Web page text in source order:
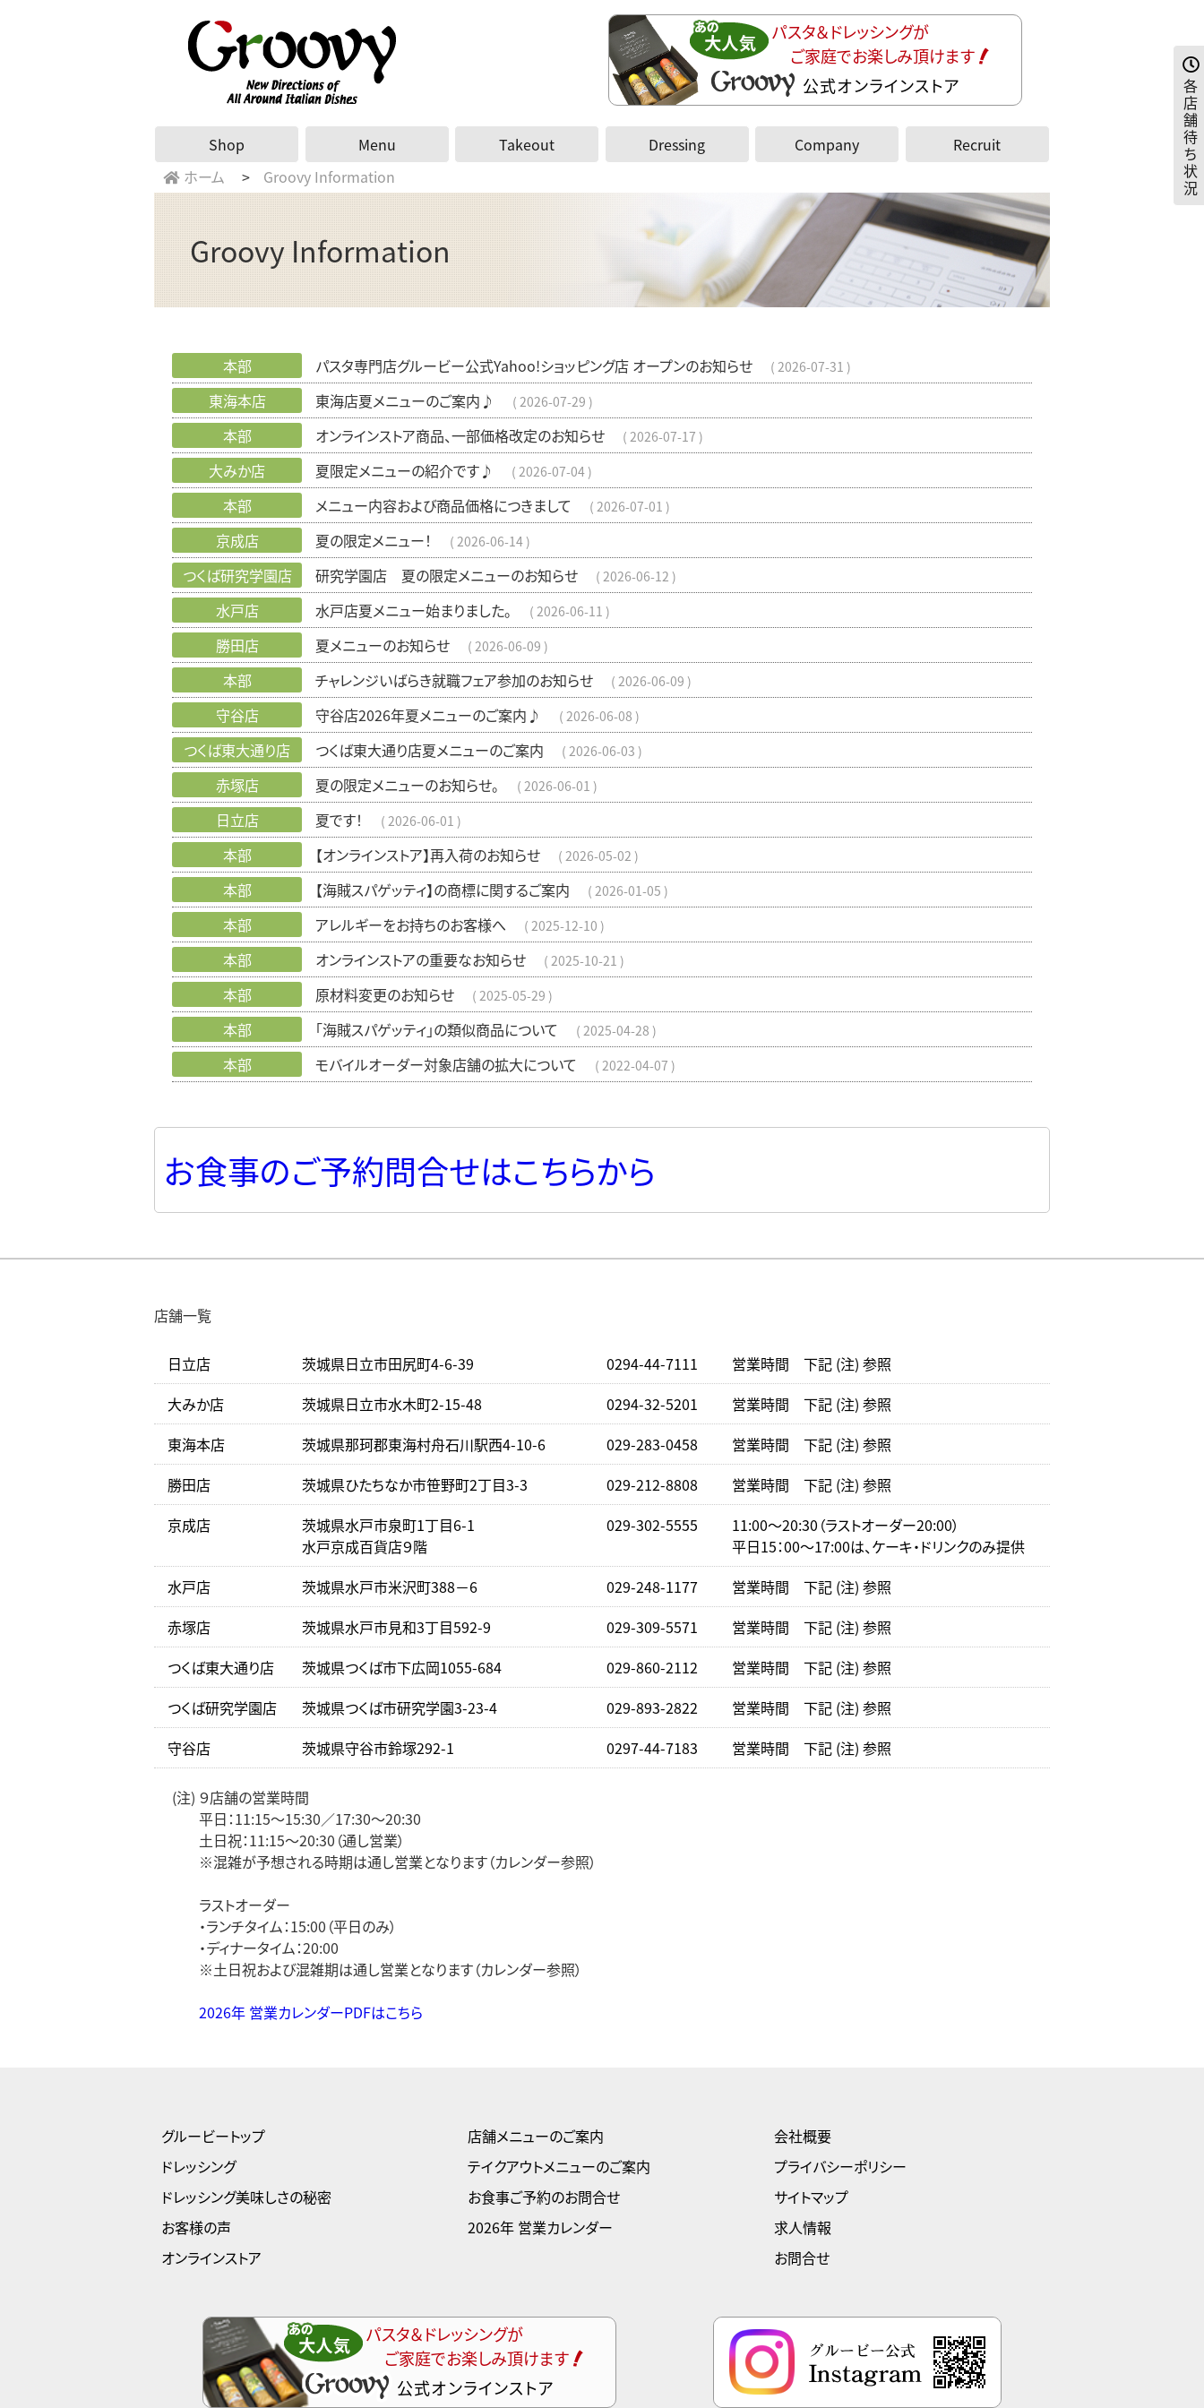
公式オンラインストア
パスタ＆ドレッシングが
ご家庭でお楽しみ頂けます
Shop Menu Takeout Dressing Company Recruit
各
店
舗
待
ち
状
況
ホーム Groovy Information
Groovy Information
本部 パスタ専門店グルービー公式Yahoo!ショッピング店 オープンのお知らせ 2026-07-31
東海本店 東海店夏メニューのご案内♪ 2026-07-29
本部 オンラインストア商品、一部価格改定のお知らせ 2026-07-17
大みか店 夏限定メニューの紹介です♪ 2026-07-04
本部 メニュー内容および商品価格につきまして 2026-07-01
京成店 夏の限定メニュー！ 2026-06-14
つくば研究学園店 研究学園店 夏の限定メニューのお知らせ 2026-06-12
水戸店 水戸店夏メニュー始まりました。 2026-06-11
勝田店 夏メニューのお知らせ 2026-06-09
本部 チャレンジいばらき就職フェア参加のお知らせ 2026-06-09
守谷店 守谷店2026年夏メニューのご案内♪ 2026-06-08
つくば東大通り店 つくば東大通り店夏メニューのご案内 2026-06-03
赤塚店 夏の限定メニューのお知らせ。 2026-06-01
日立店 夏です！ 2026-06-01
本部 【オンラインストア】再入荷のお知らせ 2026-05-02
本部 【海賊スパゲッティ】の商標に関するご案内 2026-01-05
本部 アレルギーをお持ちのお客様へ 2025-12-10
本部 オンラインストアの重要なお知らせ 2025-10-21
本部 原材料変更のお知らせ 2025-05-29
本部 「海賊スパゲッティ」の類似商品について 2025-04-28
本部 モバイルオーダー対象店舗の拡大について 2022-04-07
お食事のご予約問合せはこちらから
店舗一覧
日立店 茨城県日立市田尻町4-6-39 0294-44-7111
営業時間 下記 (注) 参照
大みか店
茨城県日立市水木町2-15-48 0294-32-5201
営業時間 下記 (注) 参照
東海本店
茨城県那珂郡東海村舟石川駅西4-10-6 029-283-0458
営業時間 下記 (注) 参照
勝田店
茨城県ひたちなか市笹野町2丁目3-3 029-212-8808
営業時間 下記 (注) 参照
京成店
茨城県水戸市泉町1丁目6-1
水戸京成百貨店９階
029-302-5555
11:00～20:30（ラストオーダー20:00）
平日15：00～17:00は、ケーキ・ドリンクのみ提供
水戸店
茨城県水戸市米沢町388－6 029-248-1177
営業時間 下記 (注) 参照
赤塚店
茨城県水戸市見和3丁目592-9 029-309-5571
営業時間 下記 (注) 参照
つくば東大通り店
茨城県つくば市下広岡1055-684 029-860-2112
営業時間 下記 (注) 参照
つくば研究学園店
茨城県つくば市研究学園3-23-4 029-893-2822
営業時間 下記 (注) 参照
守谷店
茨城県守谷市鈴塚292-1 0297-44-7183 営業時間 下記 (注) 参照
(注) ９店舗の営業時間
平日：11:15～15:30／17:30～20:30
土日祝：11:15～20:30（通し営業）
※混雑が予想される時期は通し営業となります（カレンダー参照）
ラストオーダー
・ランチタイム：15:00（平日のみ）
・ディナータイム：20:00
※土日祝および混雑期は通し営業となります（カレンダー参照）
2026年 営業カレンダーPDFはこちら
グルービートップ
ドレッシング
ドレッシング美味しさの秘密
お客様の声
オンラインストア
店舗メニューのご案内
テイクアウトメニューのご案内
お食事ご予約のお問合せ
2026年 営業カレンダー
会社概要
プライバシーポリシー
サイトマップ
求人情報
お問合せ
パスタ＆ドレッシングが
ご家庭でお楽しみ頂けます
公式オンラインストア